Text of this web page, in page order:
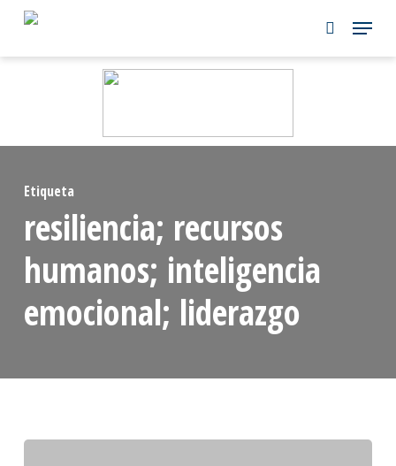
Skip
Etiqueta
resiliencia; recursos
humanos; inteligencia
emocional; liderazgo